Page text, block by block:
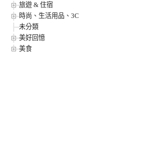
旅遊 & 住宿
時尚、生活用品、3C
未分類
美好回憶
美食